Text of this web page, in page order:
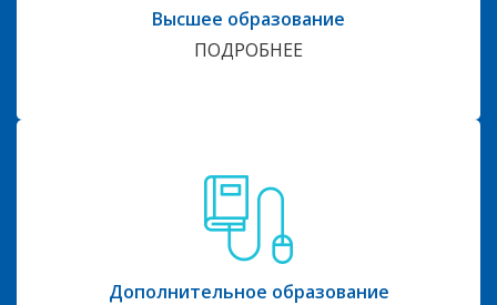
Высшее образование
ПОДРОБНЕЕ
Дополнительное образование